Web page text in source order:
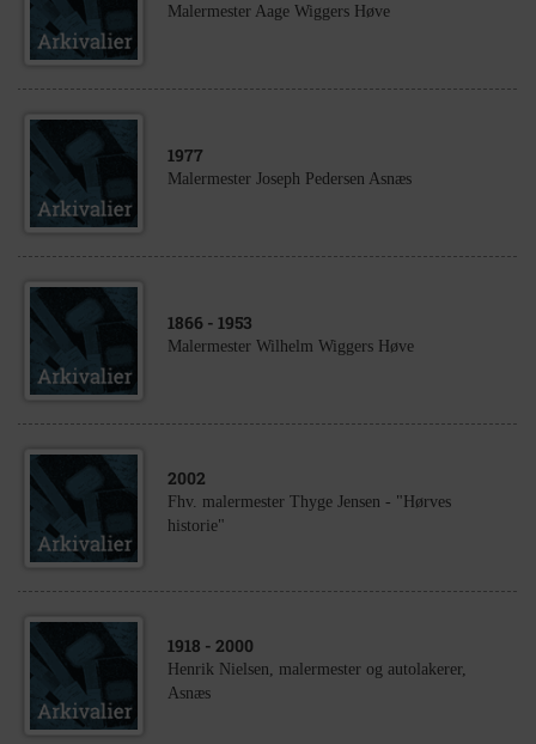
Malermester Aage Wiggers Høve
1977
Malermester Joseph Pedersen Asnæs
1866 - 1953
Malermester Wilhelm Wiggers Høve
2002
Fhv. malermester Thyge Jensen - "Hørves
historie"
1918 - 2000
Henrik Nielsen, malermester og autolakerer,
Asnæs